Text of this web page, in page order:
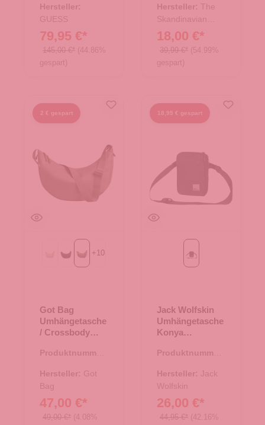
Hersteller:
GUESS
79,95 €*
145,00 €* (44.86%
gespart)
Hersteller: The
Skandinavian
Brand
18,00 €*
39,99 €* (54.99%
gespart)
2 € gespart
Beach Foam
Blackmonochrome oyster
+10
Got Bag
Umhängetasche
/ Crossbody
monochrome
Produktnummer:
Hersteller: Got
Bag
47,00 €*
49,00 €* (4.08%
18,95 € gespart
Black
Jack Wolfskin
Umhängetasche
Konya
Produktnummer:
Hersteller: Jack
Wolfskin
26,00 €*
44,95 €* (42.16%